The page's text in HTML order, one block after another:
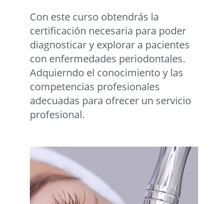
Con este curso obtendrás la
certificación necesaria para poder
diagnosticar y explorar a pacientes
con enfermedades periodontales.
Adquierndo el conocimiento y las
competencias profesionales
adecuadas para ofrecer un servicio
profesional.